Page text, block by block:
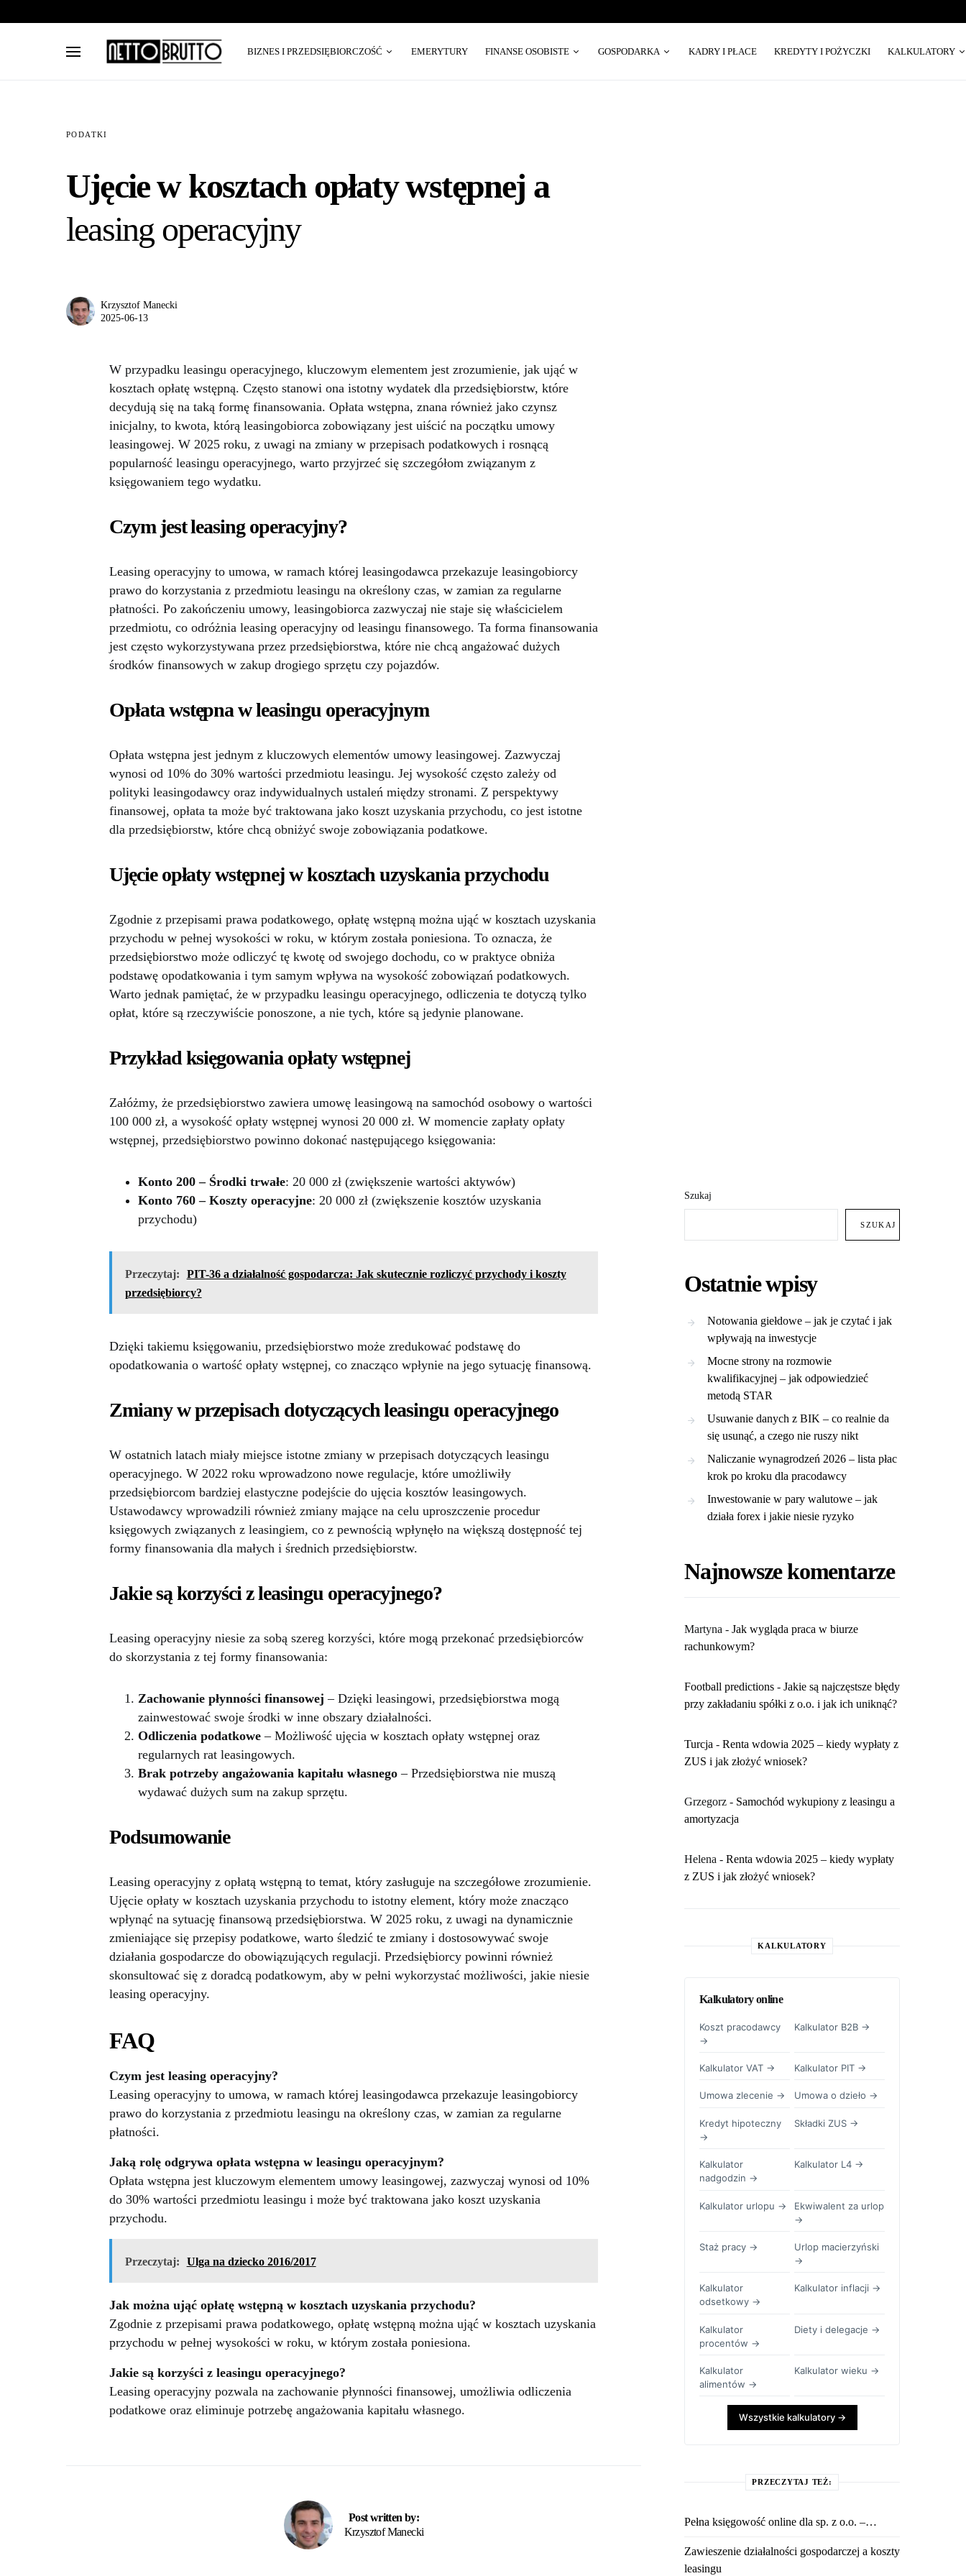
BIZNES I PRZEDSIĘBIORCZOŚĆ EMERYTURY FINANSE OSOBISTE GOSPODARKA KADRY I PŁACE KREDYTY I POŻYCZKI KALKULATORY
PODATKI
Ujęcie w kosztach opłaty wstępnej a
leasing operacyjny
Krzysztof Manecki
2025-06-13
W przypadku leasingu operacyjnego, kluczowym elementem jest zrozumienie, jak ująć w
kosztach opłatę wstępną. Często stanowi ona istotny wydatek dla przedsiębiorstw, które
decydują się na taką formę finansowania. Opłata wstępna, znana również jako czynsz
inicjalny, to kwota, którą leasingobiorca zobowiązany jest uiścić na początku umowy
leasingowej. W 2025 roku, z uwagi na zmiany w przepisach podatkowych i rosnącą
popularność leasingu operacyjnego, warto przyjrzeć się szczegółom związanym z
księgowaniem tego wydatku.
Czym jest leasing operacyjny?
Leasing operacyjny to umowa, w ramach której leasingodawca przekazuje leasingobiorcy
prawo do korzystania z przedmiotu leasingu na określony czas, w zamian za regularne
płatności. Po zakończeniu umowy, leasingobiorca zazwyczaj nie staje się właścicielem
przedmiotu, co odróżnia leasing operacyjny od leasingu finansowego. Ta forma finansowania
jest często wykorzystywana przez przedsiębiorstwa, które nie chcą angażować dużych
środków finansowych w zakup drogiego sprzętu czy pojazdów.
Opłata wstępna w leasingu operacyjnym
Opłata wstępna jest jednym z kluczowych elementów umowy leasingowej. Zazwyczaj
wynosi od 10% do 30% wartości przedmiotu leasingu. Jej wysokość często zależy od
polityki leasingodawcy oraz indywidualnych ustaleń między stronami. Z perspektywy
finansowej, opłata ta może być traktowana jako koszt uzyskania przychodu, co jest istotne
dla przedsiębiorstw, które chcą obniżyć swoje zobowiązania podatkowe.
Ujęcie opłaty wstępnej w kosztach uzyskania przychodu
Zgodnie z przepisami prawa podatkowego, opłatę wstępną można ująć w kosztach uzyskania
przychodu w pełnej wysokości w roku, w którym została poniesiona. To oznacza, że
przedsiębiorstwo może odliczyć tę kwotę od swojego dochodu, co w praktyce obniża
podstawę opodatkowania i tym samym wpływa na wysokość zobowiązań podatkowych.
Warto jednak pamiętać, że w przypadku leasingu operacyjnego, odliczenia te dotyczą tylko
opłat, które są rzeczywiście ponoszone, a nie tych, które są jedynie planowane.
Przykład księgowania opłaty wstępnej
Załóżmy, że przedsiębiorstwo zawiera umowę leasingową na samochód osobowy o wartości
100 000 zł, a wysokość opłaty wstępnej wynosi 20 000 zł. W momencie zapłaty opłaty
wstępnej, przedsiębiorstwo powinno dokonać następującego księgowania:
Konto 200 – Środki trwałe: 20 000 zł (zwiększenie wartości aktywów)
Konto 760 – Koszty operacyjne: 20 000 zł (zwiększenie kosztów uzyskania
przychodu)
Przeczytaj:
PIT-36 a działalność gospodarcza: Jak skutecznie rozliczyć przychody i koszty
przedsiębiorcy?
Dzięki takiemu księgowaniu, przedsiębiorstwo może zredukować podstawę do
opodatkowania o wartość opłaty wstępnej, co znacząco wpłynie na jego sytuację finansową.
Zmiany w przepisach dotyczących leasingu operacyjnego
W ostatnich latach miały miejsce istotne zmiany w przepisach dotyczących leasingu
operacyjnego. W 2022 roku wprowadzono nowe regulacje, które umożliwiły
przedsiębiorcom bardziej elastyczne podejście do ujęcia kosztów leasingowych.
Ustawodawcy wprowadzili również zmiany mające na celu uproszczenie procedur
księgowych związanych z leasingiem, co z pewnością wpłynęło na większą dostępność tej
formy finansowania dla małych i średnich przedsiębiorstw.
Jakie są korzyści z leasingu operacyjnego?
Leasing operacyjny niesie za sobą szereg korzyści, które mogą przekonać przedsiębiorców
do skorzystania z tej formy finansowania:
Zachowanie płynności finansowej – Dzięki leasingowi, przedsiębiorstwa mogą
zainwestować swoje środki w inne obszary działalności.
Odliczenia podatkowe – Możliwość ujęcia w kosztach opłaty wstępnej oraz
regularnych rat leasingowych.
Brak potrzeby angażowania kapitału własnego – Przedsiębiorstwa nie muszą
wydawać dużych sum na zakup sprzętu.
Podsumowanie
Leasing operacyjny z opłatą wstępną to temat, który zasługuje na szczegółowe zrozumienie.
Ujęcie opłaty w kosztach uzyskania przychodu to istotny element, który może znacząco
wpłynąć na sytuację finansową przedsiębiorstwa. W 2025 roku, z uwagi na dynamicznie
zmieniające się przepisy podatkowe, warto śledzić te zmiany i dostosowywać swoje
działania gospodarcze do obowiązujących regulacji. Przedsiębiorcy powinni również
skonsultować się z doradcą podatkowym, aby w pełni wykorzystać możliwości, jakie niesie
leasing operacyjny.
FAQ
Czym jest leasing operacyjny?
Leasing operacyjny to umowa, w ramach której leasingodawca przekazuje leasingobiorcy
prawo do korzystania z przedmiotu leasingu na określony czas, w zamian za regularne
płatności.
Jaką rolę odgrywa opłata wstępna w leasingu operacyjnym?
Opłata wstępna jest kluczowym elementem umowy leasingowej, zazwyczaj wynosi od 10%
do 30% wartości przedmiotu leasingu i może być traktowana jako koszt uzyskania
przychodu.
Przeczytaj: Ulga na dziecko 2016/2017
Jak można ująć opłatę wstępną w kosztach uzyskania przychodu?
Zgodnie z przepisami prawa podatkowego, opłatę wstępną można ująć w kosztach uzyskania
przychodu w pełnej wysokości w roku, w którym została poniesiona.
Jakie są korzyści z leasingu operacyjnego?
Leasing operacyjny pozwala na zachowanie płynności finansowej, umożliwia odliczenia
podatkowe oraz eliminuje potrzebę angażowania kapitału własnego.
Post written by:
Krzysztof Manecki
Szukaj
SZUKAJ
Ostatnie wpisy
Notowania giełdowe – jak je czytać i jak
wpływają na inwestycje
Mocne strony na rozmowie
kwalifikacyjnej – jak odpowiedzieć
metodą STAR
Usuwanie danych z BIK – co realnie da
się usunąć, a czego nie ruszy nikt
Naliczanie wynagrodzeń 2026 – lista płac
krok po kroku dla pracodawcy
Inwestowanie w pary walutowe – jak
działa forex i jakie niesie ryzyko
Najnowsze komentarze
Martyna - ​Jak wygląda praca w biurze
rachunkowym?
Football predictions - Jakie są najczęstsze błędy
przy zakładaniu spółki z o.o. i jak ich uniknąć?
Turcja - Renta wdowia 2025 – kiedy wypłaty z
ZUS i jak złożyć wniosek?
Grzegorz - Samochód wykupiony z leasingu a
amortyzacja
Helena - Renta wdowia 2025 – kiedy wypłaty
z ZUS i jak złożyć wniosek?
KALKULATORY
Kalkulatory online
Koszt pracodawcy
→
Kalkulator B2B →
Kalkulator VAT → Kalkulator PIT →
Umowa zlecenie → Umowa o dzieło →
Kredyt hipoteczny
→
Składki ZUS →
Kalkulator
nadgodzin →
Kalkulator L4 →
Kalkulator urlopu →
Ekwiwalent za urlop
→
Staż pracy →
Urlop macierzyński
→
Kalkulator
odsetkowy →
Kalkulator inflacji →
Kalkulator
procentów →
Diety i delegacje →
Kalkulator
alimentów →
Kalkulator wieku →
Wszystkie kalkulatory →
PRZECZYTAJ TEŻ:
Pełna księgowość online dla sp. z o.o. –…
Zawieszenie działalności gospodarczej a koszty
leasingu